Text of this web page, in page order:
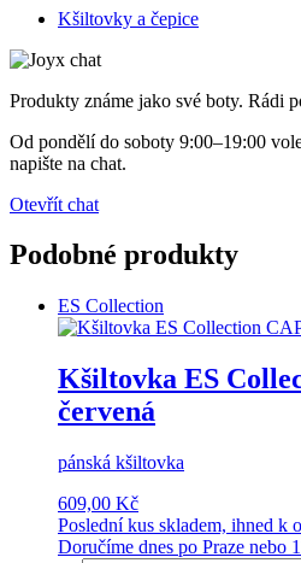
Kšiltovky a čepice
Produkty známe jako své boty. Rádi
Od pondělí do soboty 9:00–19:00
napište na chat.
Otevřít chat
Podobné produkty
ES Collection
Kšiltovka ES
červená
pánská kšiltovka
609,00 Kč
Poslední kus skladem, ihned k
Doručíme dnes po Praze nebo